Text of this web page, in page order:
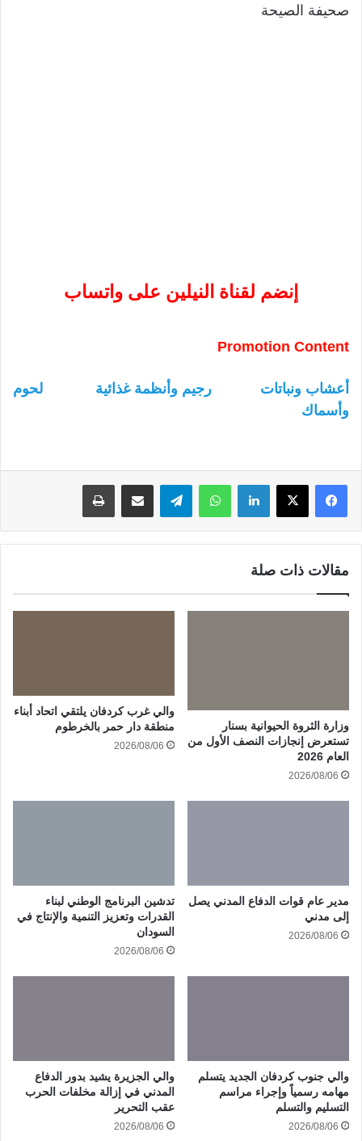
صحيفة الصيحة
إنضم لقناة النيلين على واتساب
Promotion Content
أعشاب ونباتات رجيم وأنظمة غذائية
لحوم
وأسماك
لينكدإن واتساب
مقالات ذات صلة
وزارة الثروة الحيوانية بسنار
تستعرض إنجازات النصف الأول من
العام 2026
2026/08/06
والي غرب كردفان يلتقي اتحاد أبناء
منطقة دار حمر بالخرطوم
2026/08/06
مدير عام قوات الدفاع المدني يصل
إلى مدني
2026/08/06
تدشين البرنامج الوطني لبناء
القدرات وتعزيز التنمية والإنتاج في
السودان
2026/08/06
والي جنوب كردفان الجديد يتسلم
مهامه رسمياً وإجراء مراسم
التسليم والتسلم
2026/08/06
والي الجزيرة يشيد بدور الدفاع
المدني في إزالة مخلفات الحرب
عقب التحرير
2026/08/06